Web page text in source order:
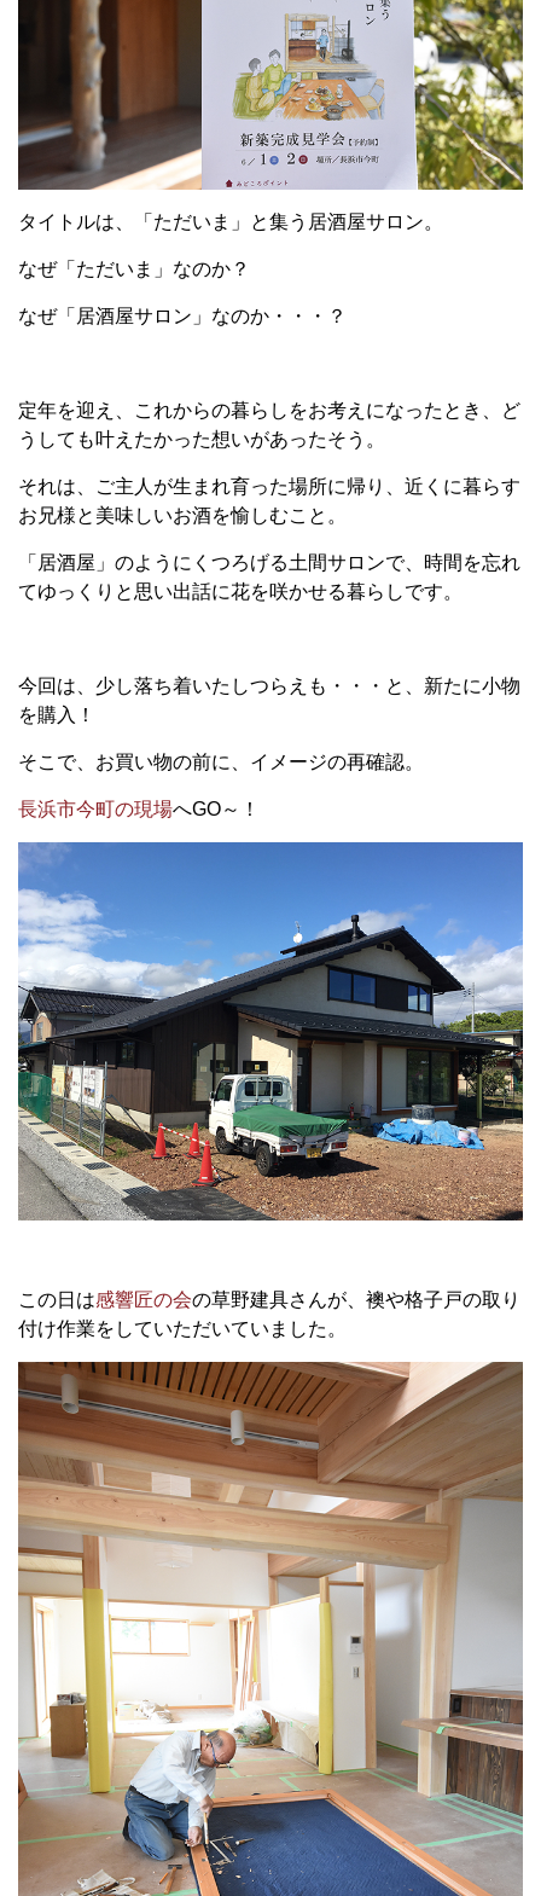
タイトルは、「ただいま」と集う居酒屋サロン。
なぜ「ただいま」なのか？
なぜ「居酒屋サロン」なのか・・・？
定年を迎え、これからの暮らしをお考えになったとき、ど
うしても叶えたかった想いがあったそう。
それは、ご主人が生まれ育った場所に帰り、近くに暮らす
お兄様と美味しいお酒を愉しむこと。
「居酒屋」のようにくつろげる土間サロンで、時間を忘れ
てゆっくりと思い出話に花を咲かせる暮らしです。
今回は、少し落ち着いたしつらえも・・・と、新たに小物
を購入！
そこで、お買い物の前に、イメージの再確認。
長浜市今町の現場へGO～！
この日は感響匠の会の草野建具さんが、襖や格子戸の取り
付け作業をしていただいていました。